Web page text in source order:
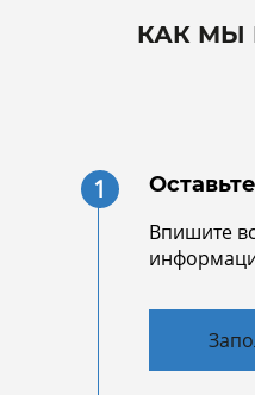
КАК МЫ
1
Впишите